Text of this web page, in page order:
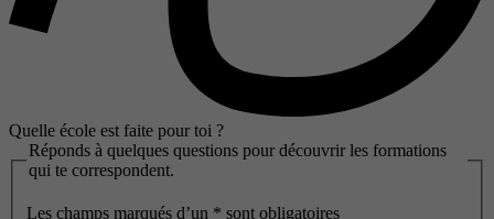
Quelle école est faite pour toi ?
Réponds à quelques questions pour découvrir les formations
qui te correspondent.
Les champs marqués d’un * sont obligatoires